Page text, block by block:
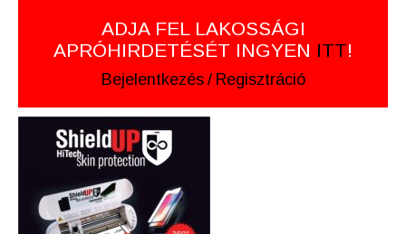
ADJA FEL LAKOSSÁGI
APRÓHIRDETÉSÉT INGYEN ITT!
Bejelentkezés / Regisztráció